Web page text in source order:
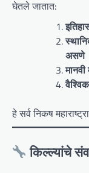
घेतले जातात:
असणे
हे सर्व निकष
किल्ल्यांचे